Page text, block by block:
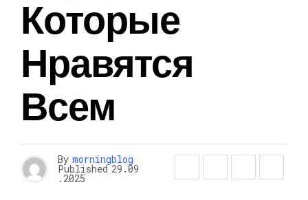
Которые
Нравятся
Всем
By morningblog
Published 29.09
.2025